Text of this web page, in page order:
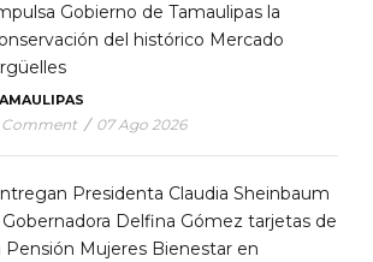
Gobierno de Tamaulipas la
del histórico Mercado
Comment / 07 Ago 2026
Presidenta Claudia Sheinbaum
Delfina Gómez tarjetas de
Pensión Mujeres Bienestar en